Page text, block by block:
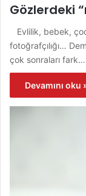
Gözlerdeki
Evlilik, bebek,
fotoğrafçılığı…
çok sonraları fark…
Devamını oku